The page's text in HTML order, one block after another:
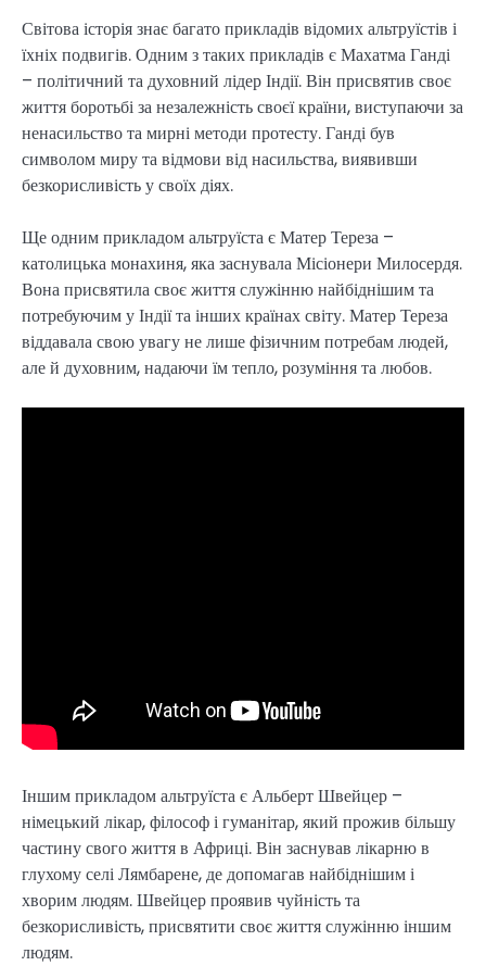
Світова історія знає багато прикладів відомих альтруїстів і
їхніх подвигів. Одним з таких прикладів є Махатма Ганді
– політичний та духовний лідер Індії. Він присвятив своє
життя боротьбі за незалежність своєї країни, виступаючи за
ненасильство та мирні методи протесту. Ганді був
символом миру та відмови від насильства, виявивши
безкорисливість у своїх діях.
Ще одним прикладом альтруїста є Матер Тереза –
католицька монахиня, яка заснувала Місіонери Милосердя.
Вона присвятила своє життя служінню найбіднішим та
потребуючим у Індії та інших країнах світу. Матер Тереза
віддавала свою увагу не лише фізичним потребам людей,
але й духовним, надаючи їм тепло, розуміння та любов.
Іншим прикладом альтруїста є Альберт Швейцер –
німецький лікар, філософ і гуманітар, який прожив більшу
частину свого життя в Африці. Він заснував лікарню в
глухому селі Лямбарене, де допомагав найбіднішим і
хворим людям. Швейцер проявив чуйність та
безкорисливість, присвятити своє життя служінню іншим
людям.